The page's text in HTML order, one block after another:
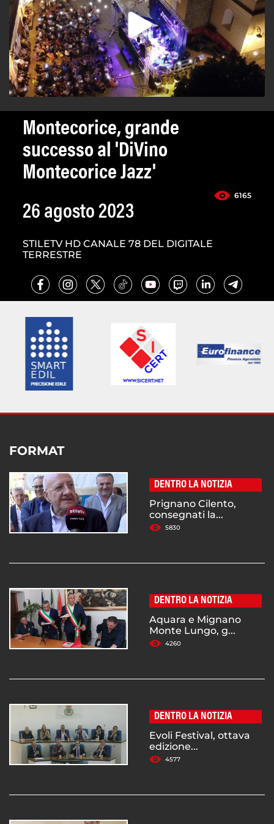
Montecorice, grande
successo al 'DiVino
Montecorice Jazz'
6165
26 agosto 2023
STILETV HD CANALE 78 DEL DIGITALE
TERRESTRE
FORMAT
DENTRO LA NOTIZIA
Prignano Cilento,
consegnati la...
5830
DENTRO LA NOTIZIA
Aquara e Mignano
Monte Lungo, g...
4260
DENTRO LA NOTIZIA
Evoli Festival, ottava
edizione...
4577